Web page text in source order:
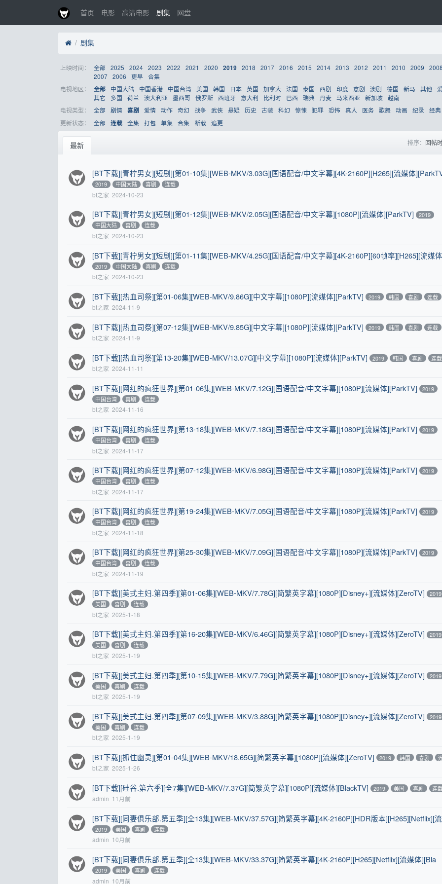
首页 电影 高清电影 剧集 网盘
剧集
上映时间： 全部 2025 2024 2023 2022 2021 2020 2019 2018 2017 2016 2015 2014 2013 2012 2011 2010 2009
2008
2007 2006 更早 合集
电视地区：
全部 中国大陆 中国香港 中国台湾 美国 韩国 日本 英国 加拿大 法国 泰国 西剧 印度 意剧 澳剧 德国 新马 其他
其它
多国 荷兰 澳大利亚 墨西哥 俄罗斯 西班牙 意大利 比利时 巴西 瑞典 丹麦 马来西亚 新加坡 越南
电视类型：
全部 剧情 喜剧 爱情 动作 奇幻 战争 武侠 悬疑 历史 古装 科幻 惊悚 犯罪 恐怖 真人 医务 歌舞 动画 纪录 经典
更新状态：
全部 连载 全集 打包 单集 合集 断载 追更
最新 排序： 回帖
[BT下载][青柠男女][短剧][第01-10集][WEB-MKV/3.03G][国语配音/中文字幕][4K-2160P][H265][流媒体
2019 中国大陆 喜剧 连载
bt之家 2024-10-23
[BT下载][青柠男女][短剧][第01-12集][WEB-MKV/2.05G][国语配音/中文字幕][1080P][流媒体][ParkTV]
2019
中国大陆
喜剧 连载
bt之家 2024-10-23
[BT下载][青柠男女][短剧][第01-11集][WEB-MKV/4.25G][国语配音/中文字幕][4K-2160P][60帧率][H265][流媒体
2019 中国大陆 喜剧 连载
bt之家 2024-10-23
[BT下载][热血司祭][第01-06集][WEB-MKV/9.86G][中文字幕][1080P][流媒体][ParkTV] 2019 韩国 喜剧 连载
bt之家 2024-11-9
[BT下载][热血司祭][第07-12集][WEB-MKV/9.85G][中文字幕][1080P][流媒体][ParkTV] 2019 韩国 喜剧 连载
bt之家 2024-11-9
[BT下载][热血司祭][第13-20集][WEB-MKV/13.07G][中文字幕][1080P][流媒体][ParkTV] 2019 韩国 喜剧 连载
bt之家 2024-11-11
[BT下载][网红的疯狂世界][第01-06集][WEB-MKV/7.12G][国语配音/中文字幕][1080P][流媒体][ParkTV]
2019
中国台湾
喜剧 连载
bt之家 2024-11-16
[BT下载][网红的疯狂世界][第13-18集][WEB-MKV/7.18G][国语配音/中文字幕][1080P][流媒体][ParkTV]
2019
中国台湾
喜剧 连载
bt之家 2024-11-17
[BT下载][网红的疯狂世界][第07-12集][WEB-MKV/6.98G][国语配音/中文字幕][1080P][流媒体][ParkTV]
2019
中国台湾
喜剧 连载
bt之家 2024-11-17
[BT下载][网红的疯狂世界][第19-24集][WEB-MKV/7.05G][国语配音/中文字幕][1080P][流媒体][ParkTV]
2019
中国台湾
喜剧 连载
bt之家 2024-11-18
[BT下载][网红的疯狂世界][第25-30集][WEB-MKV/7.09G][国语配音/中文字幕][1080P][流媒体][ParkTV]
2019
中国台湾
喜剧 连载
bt之家 2024-11-19
[BT下载][美式主妇.第四季][第01-06集][WEB-MKV/7.78G][简繁英字幕][1080P][Disney+][流媒体][ZeroTV]
2019
美国
喜剧 连载
bt之家 2025-1-18
[BT下载][美式主妇.第四季][第16-20集][WEB-MKV/6.46G][简繁英字幕][1080P][Disney+][流媒体][ZeroTV]
2019
美国
喜剧 连载
bt之家 2025-1-19
[BT下载][美式主妇.第四季][第10-15集][WEB-MKV/7.79G][简繁英字幕][1080P][Disney+][流媒体][ZeroTV]
2019
美国
喜剧 连载
bt之家 2025-1-19
[BT下载][美式主妇.第四季][第07-09集][WEB-MKV/3.88G][简繁英字幕][1080P][Disney+][流媒体][ZeroTV]
2019
美国
喜剧 连载
bt之家 2025-1-19
[BT下载][抓住幽灵][第01-04集][WEB-MKV/18.65G][简繁英字幕][1080P][流媒体][ZeroTV] 2019 韩国 喜剧
bt之家 2025-1-26
[BT下载][硅谷.第六季][全7集][WEB-MKV/7.37G][简繁英字幕][1080P][流媒体][BlackTV] 2019 美国 喜剧 连
admin 11月前
[BT下载][同妻俱乐部.第五季][全13集][WEB-MKV/37.57G][简繁英字幕][4K-2160P][HDR版本][H265][Netflix][流
2019 美国 喜剧 连载
admin 10月前
[BT下载][同妻俱乐部.第五季][全13集][WEB-MKV/33.37G][简繁英字幕][4K-2160P][H265][Netflix][流媒体][Bla
2019 美国 喜剧 连载
admin 10月前